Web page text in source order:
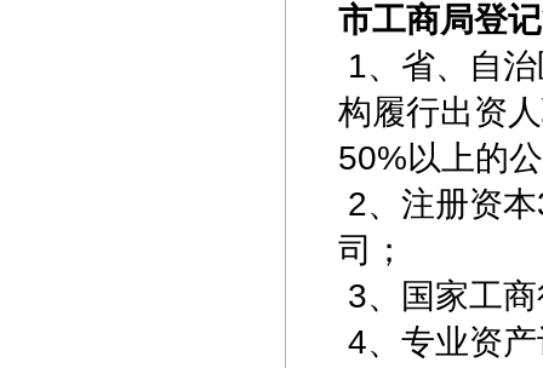
市工商局登
1、省、自
构履行出资
50%以上的
2、注册资
司；
3、国家工
4、专业资